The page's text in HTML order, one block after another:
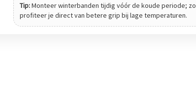
Tip:Monteer winterbanden tijdig vóór de koude periode; zo
profiteer je direct van betere grip bij lage temperaturen.